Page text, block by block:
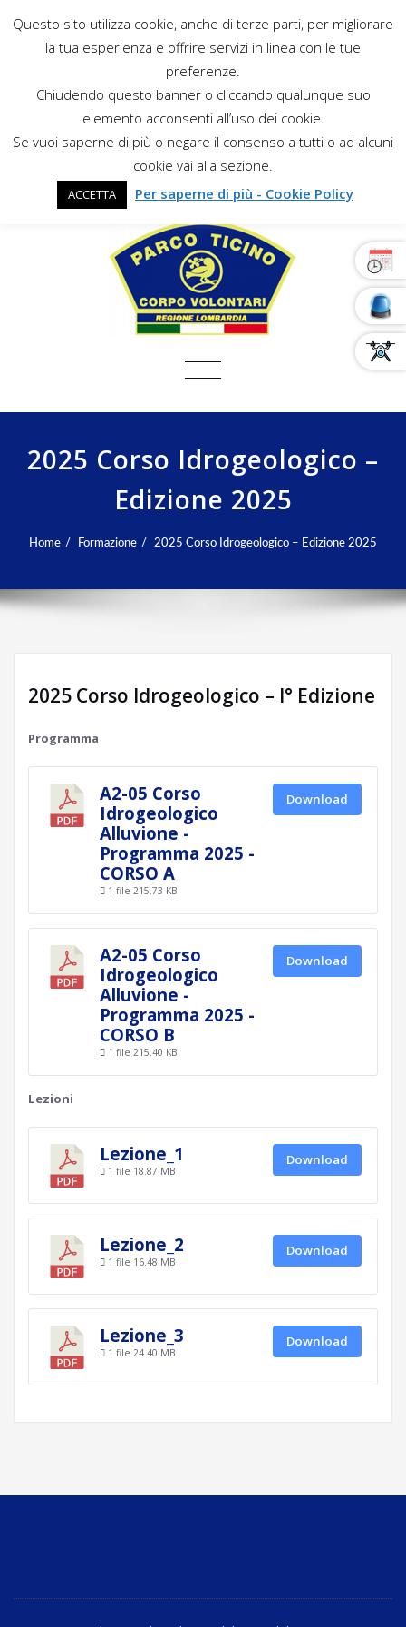
COMMUTA NAVIGAZIONE
2025 Corso Idrogeologico –
Edizione 2025
Home Formazione 2025 Corso Idrogeologico – Edizione 2025
2025 Corso Idrogeologico – I° Edizione
Programma
A2-05 Corso
Idrogeologico
Alluvione -
Programma 2025 -
CORSO A
1 file 215.73 KB
Download
A2-05 Corso
Idrogeologico
Alluvione -
Programma 2025 -
CORSO B
1 file 215.40 KB
Download
Lezioni
Lezione_1
1 file 18.87 MB
Download
Lezione_2
1 file 16.48 MB
Download
Lezione_3
1 file 24.40 MB
Download
Questo sito utilizza cookie, anche di terze parti, per migliorare
la tua esperienza e offrire servizi in linea con le tue
preferenze.
Chiudendo questo banner o cliccando qualunque suo
elemento acconsenti all’uso dei cookie.
Se vuoi saperne di più o negare il consenso a tutti o ad alcuni
cookie vai alla sezione.
ACCETTA Per saperne di più - Cookie Policy